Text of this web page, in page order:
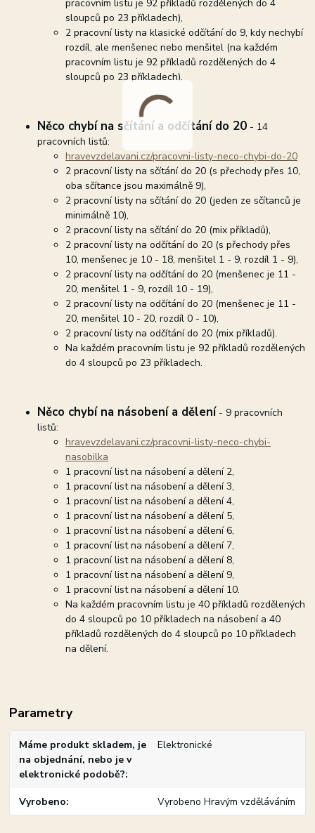
pracovním listu je 92 příkladů rozdělených do 4
sloupců po 23 příkladech),
2 pracovní listy na klasické odčítání do 9, kdy nechybí
rozdíl, ale menšenec nebo menšitel (na každém
pracovním listu je 92 příkladů rozdělených do 4
sloupců po 23 příkladech),
Něco chybí na sčítání a odčítání do 20 - 14
pracovních listů:
hravevzdelavani.cz/pracovni-listy-neco-chybi-do-20
2 pracovní listy na sčítání do 20 (s přechody přes 10,
oba sčítance jsou maximálně 9),
2 pracovní listy na sčítání do 20 (jeden ze sčítanců je
minimálně 10),
2 pracovní listy na sčítání do 20 (mix příkladů),
2 pracovní listy na odčítání do 20 (s přechody přes
10, menšenec je 10 - 18, menšitel 1 - 9, rozdíl 1 - 9),
2 pracovní listy na odčítání do 20 (menšenec je 11 -
20, menšitel 1 - 9, rozdíl 10 - 19),
2 pracovní listy na odčítání do 20 (menšenec je 11 -
20, menšitel 10 - 20, rozdíl 0 - 10),
2 pracovní listy na odčítání do 20 (mix příkladů).
Na každém pracovním listu je 92 příkladů rozdělených
do 4 sloupců po 23 příkladech.
Něco chybí na násobení a dělení - 9 pracovních
listů:
hravevzdelavani.cz/pracovni-listy-neco-chybi-
nasobilka
1 pracovní list na násobení a dělení 2,
1 pracovní list na násobení a dělení 3,
1 pracovní list na násobení a dělení 4,
1 pracovní list na násobení a dělení 5,
1 pracovní list na násobení a dělení 6,
1 pracovní list na násobení a dělení 7,
1 pracovní list na násobení a dělení 8,
1 pracovní list na násobení a dělení 9,
1 pracovní list na násobení a dělení 10.
Na každém pracovním listu je 40 příkladů rozdělených
do 4 sloupců po 10 příkladech na násobení a 40
příkladů rozdělených do 4 sloupců po 10 příkladech
na dělení.
Parametry
Máme produkt skladem, je
na objednání, nebo je v
elektronické podobě?
Elektronické
Vyrobeno Vyrobeno Hravým vzděláváním